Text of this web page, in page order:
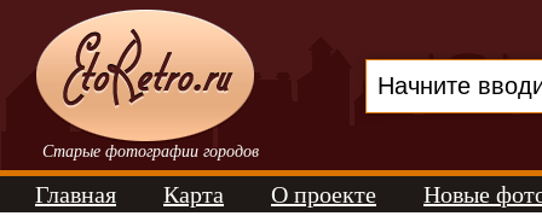
Старые фотографии городов
Главная Карта О проекте Новые